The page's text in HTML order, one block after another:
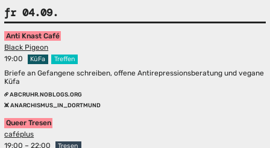
fr 04.09.
Anti Knast Café
Black Pigeon
19:00
KüFa Treffen
Briefe an Gefangene schreiben, offene Antirepressionsberatung und vegane
Küfa
ABCRUHR.NOBLOGS.ORG
ANARCHISMUS_IN_DORTMUND
Queer Tresen
caféplus
19:00 – 22:00
Tresen